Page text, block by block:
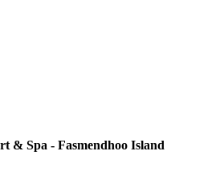
& Spa - Fasmendhoo Island